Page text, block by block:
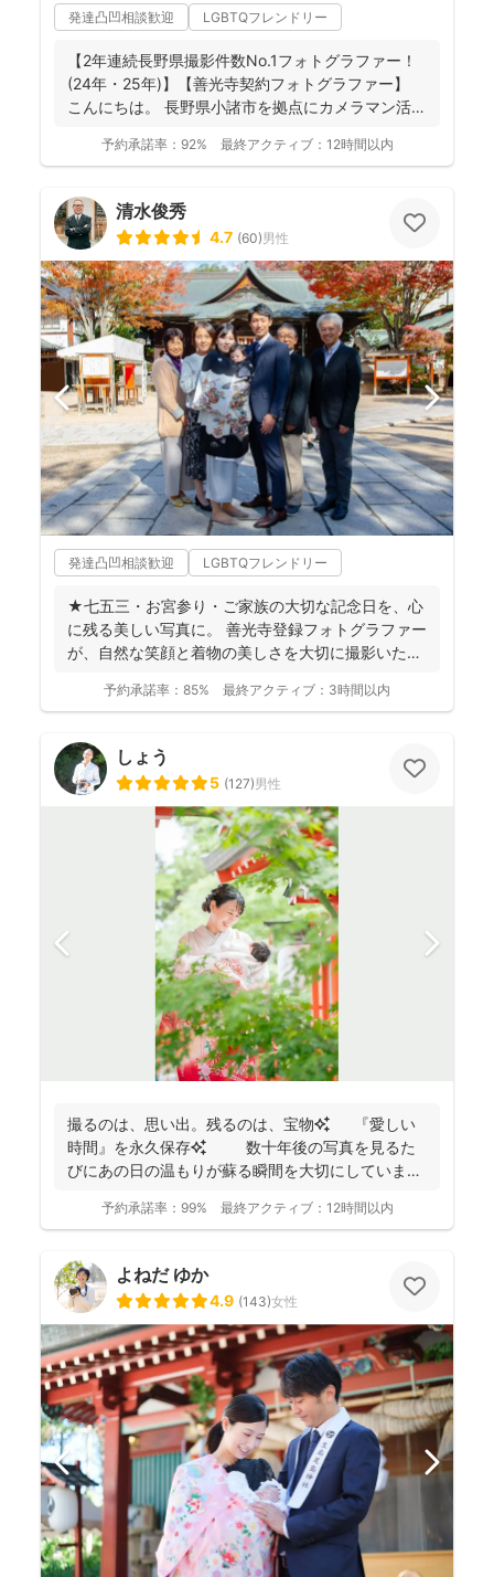
発達凸凹相談歓迎 LGBTQフレンドリー
【2年連続長野県撮影件数No.1フォトグラファー！
(24年・25年)】【善光寺契約フォトグラファー】
こんにちは。 長野県小諸市を拠点にカメラマン活
予約承諾率： 92% 最終アクティブ： 12時間以内
清水俊秀
4.7 (60)男性
発達凸凹相談歓迎 LGBTQフレンドリー
★七五三・お宮参り・ご家族の大切な記念日を、心
に残る美しい写真に。 善光寺登録フォトグラファー
が、自然な笑顔と着物の美しさを大切に撮影いたし
予約承諾率： 85% 最終アクティブ： 3時間以内
しょう
5 (127)男性
撮るのは、思い出。残るのは、宝物✨ 『愛しい
時間』を永久保存✨ 数十年後の写真を見るた
びにあの日の温もりが蘇る瞬間を大切にしています
予約承諾率： 99% 最終アクティブ： 12時間以内
よねだ ゆか
4.9 (143)女性